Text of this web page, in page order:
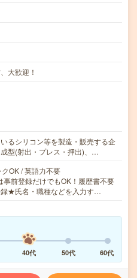
大歓迎！
るシリコン等を製造・販売する企
型(射出・プレス・押出)、…
OK / 英語力不要
前登録だけでもOK！履歴書不要
★氏名・職種などを入力す…
40代 50代 60代